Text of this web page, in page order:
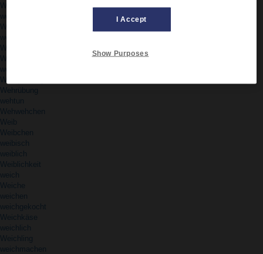
Wehrdienstverweigerer
Wehrersatzdienst
Wehrpass
Wehrpflicht
Wehrpflichtige
Wehrübung
wehtun
Wehwehchen
Weib
Weibchen
weibisch
weiblich
Weiblichkeit
weich
Weiche
weichen
weichgekocht
Weichkäse
weichlich
Weichling
weichmachen
I Accept
Show Purposes